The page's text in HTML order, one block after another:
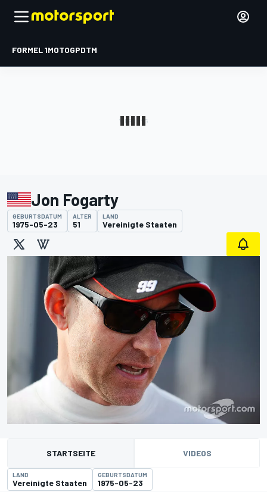
FORMEL 1MOTOGPDTM
Jon Fogarty
GEBURTSDATUM
1975-05-23
ALTER
51
LAND
Vereinigte Staaten
STARTSEITE VIDEOS
LAND
Vereinigte Staaten
GEBURTSDATUM
1975-05-23